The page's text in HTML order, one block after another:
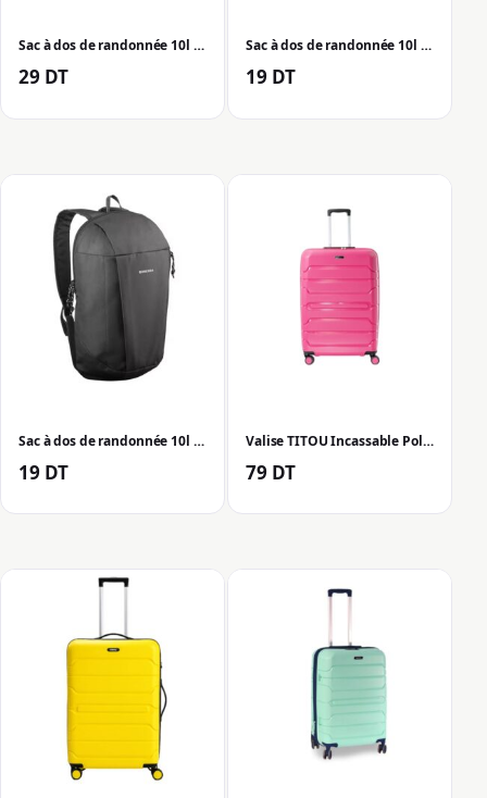
Sac à dos de randonnée 10l NH100 Arpenaz – Violet
29 DT
Sac à dos de randonnée 10l NH Arpenaz 50 – Vert
19 DT
Sac à dos de randonnée 10l NH50 Arpenaz
19 DT
Valise TITOU Incassable Polypropylene Small 55cm – Rose Fuchia
79 DT